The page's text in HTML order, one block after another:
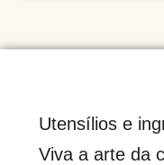
Utensílios e
Viva a arte da